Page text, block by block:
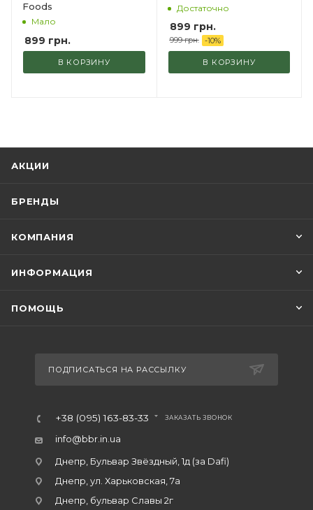
Foods
Мало
899 грн.
В КОРЗИНУ
Достаточно
899 грн.
999грн. -10%
В КОРЗИНУ
АКЦИИ
БРЕНДЫ
КОМПАНИЯ
ИНФОРМАЦИЯ
ПОМОЩЬ
ПОДПИСАТЬСЯ НА РАССЫЛКУ
+38 (095) 163-83-33 ЗАКАЗАТЬ ЗВОНОК
info@bbr.in.ua
Днепр, Бульвар Звёздный, 1д (за Dafi)
Днепр, ул. Харьковская, 7а
Днепр, бульвар Славы 2г